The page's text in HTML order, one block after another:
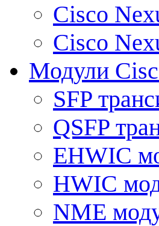
Cisco
Cisco
Модули
SFP
QSFP
EHWIC
HWIC
NME